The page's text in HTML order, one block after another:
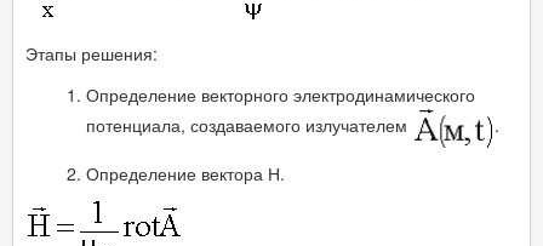
Этапы решения:
Определение векторного электродинамического
потенциала, создаваемого излучателем
.
Определение вектора Н.